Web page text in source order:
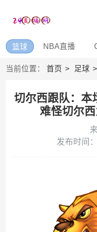
篮球 NBA直播
当前位置： 首页 足球
切尔西跟队：本
难怪切尔
发布时间